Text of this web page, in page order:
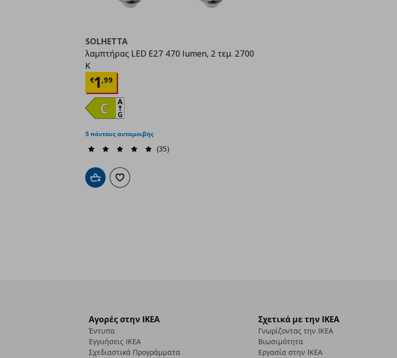
SOLHETTA
λαμπτήρας LED E27 470 lumen, 2 τεμ. 2700
K
€1 ,99
Τρέχουσα τιμή
5 πόντους ανταμοιβής
(35)
Προσθήκη στο καλάθι
Προσθήκη στα αγαπημένα
Αγορές στην IKEA
Έντυπα
Εγγυήσεις IKEA
Σχεδιαστικά Προγράμματα
Σχετικά με την IKEA
Γνωρίζοντας την IKEA
Βιωσιμότητα
Εργασία στην IKEA